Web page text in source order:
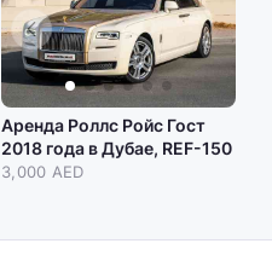
Аренда Роллс Ройс Гост
2018 года в Дубае, REF-150
3,000 AED